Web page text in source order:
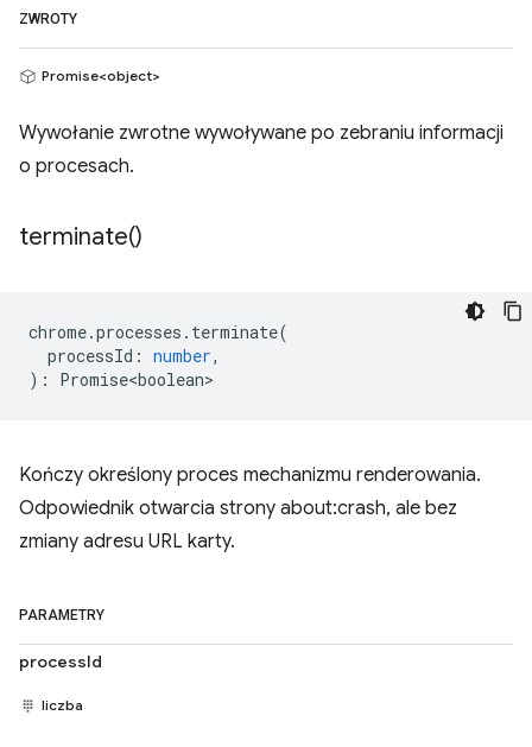
ZWROTY
Promise<object>
Wywołanie zwrotne wywoływane po zebraniu informacji
o procesach.
terminate()
chrome.processes . terminate(
processId : number,
) : Promise<boolean>
Kończy określony proces mechanizmu renderowania.
Odpowiednik otwarcia strony about:crash, ale bez
zmiany adresu URL karty.
PARAMETRY
processId
liczba